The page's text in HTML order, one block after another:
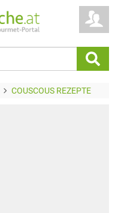
COUSCOUS REZEPTE